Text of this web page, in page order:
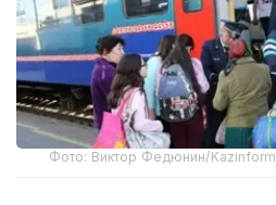
Фото: Виктор Федюнин/Kazinform